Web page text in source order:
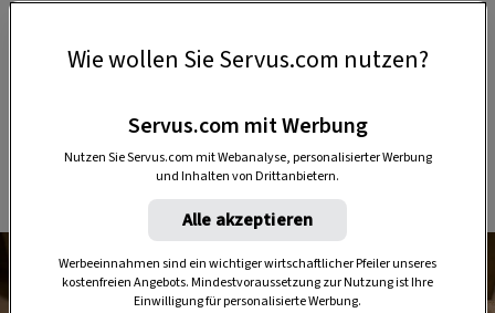
Die Verarbeitung von Holz ist genial,
aber es müssen auch echte Design-
Produkte entstehen.
Elisabeth Hutegger, Waidzeit
Wie wollen Sie Servus.com nutzen?
Servus.com mit Werbung
Nutzen Sie Servus.com mit Webanalyse, personalisierter Werbung
und Inhalten von Drittanbietern.
Alle akzeptieren
Werbeeinnahmen sind ein wichtiger wirtschaftlicher Pfeiler unseres
kostenfreien Angebots. Mindestvoraussetzung zur Nutzung ist Ihre
Einwilligung für personalisierte Werbung.